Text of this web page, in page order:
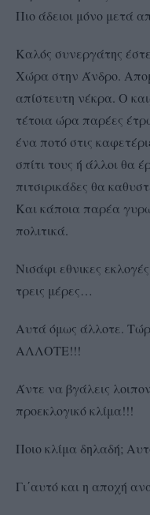
Πιο άδειοι μόνο μετά
Καλός συνεργάτης
Χώρα στην Άνδρο.
απίστευτη νέκρα. Ο
τέτοια ώρα παρέες
ένα ποτό στις
σπίτι τους ή άλλοι θα
πιτσιρικάδες θα
Και κάποια παρέα
πολιτικά.
Νισάφι εθνικες
τρεις μέρες…
Αυτά όμως άλλοτε.
ΑΛΛΟΤΕ!!!
Άντε να βγάλεις
προεκλογικό κλίμα!!!
Ποιο κλίμα δηλαδή;
Γι΄αυτό και η αποχή